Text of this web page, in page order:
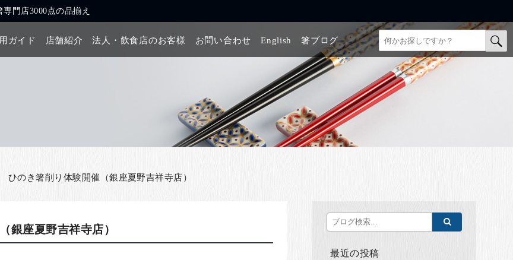
門店3000点の品揃え
ガイド 店舗紹介 法人・飲食店のお客様 お問い合わせ English 箸ブログ
ひのき箸削り体験開催（銀座夏野吉祥寺店）
銀座夏野吉祥寺店）
最近の投稿